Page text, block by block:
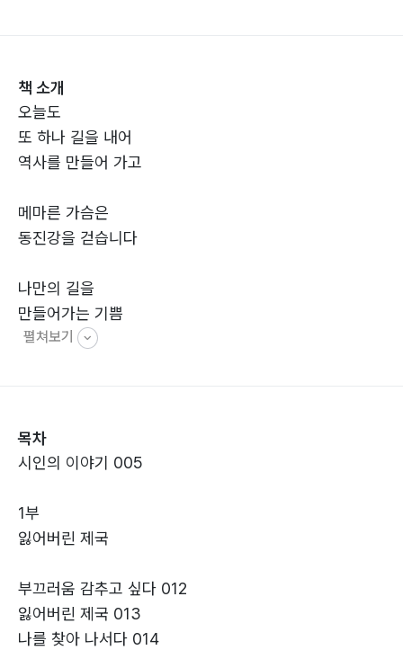
책 소개
오늘도
또 하나 길을 내어
역사를 만들어 가고
메마른 가슴은
동진강을 걷습니다
나만의 길을
만들어가는 기쁨
어찌 말로 다 할 수 있을까요
펼쳐보기
목차
시인의 이야기 005
1부
잃어버린 제국
부끄러움 감추고 싶다 012
잃어버린 제국 013
나를 찾아 나서다 014